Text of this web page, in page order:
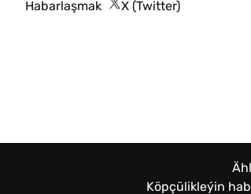
Habarlaşmak
X (Twitter)
Köpçülikleýin